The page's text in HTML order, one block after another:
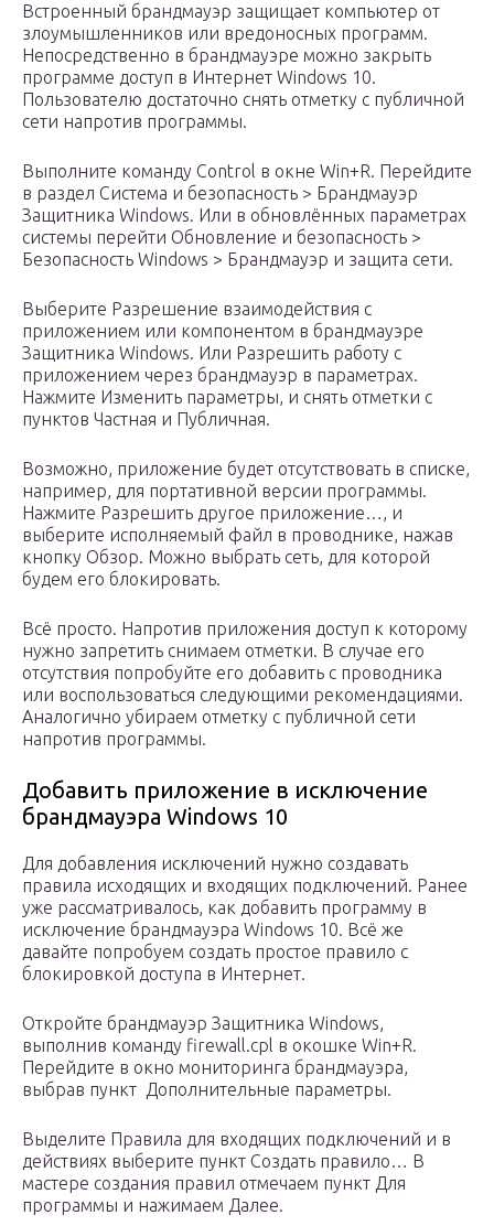
Встроенный брандмауэр защищает компьютер от
злоумышленников или вредоносных программ.
Непосредственно в брандмауэре можно закрыть
программе доступ в Интернет Windows 10.
Пользователю достаточно снять отметку с публичной
сети напротив программы.
Выполните команду Control в окне Win+R. Перейдите
в раздел Система и безопасность > Брандмауэр
Защитника Windows. Или в обновлённых параметрах
системы перейти Обновление и безопасность >
Безопасность Windows > Брандмауэр и защита сети.
Выберите Разрешение взаимодействия с
приложением или компонентом в брандмауэре
Защитника Windows. Или Разрешить работу с
приложением через брандмауэр в параметрах.
Нажмите Изменить параметры, и снять отметки с
пунктов Частная и Публичная.
Возможно, приложение будет отсутствовать в списке,
например, для портативной версии программы.
Нажмите Разрешить другое приложение…, и
выберите исполняемый файл в проводнике, нажав
кнопку Обзор. Можно выбрать сеть, для которой
будем его блокировать.
Всё просто. Напротив приложения доступ к которому
нужно запретить снимаем отметки. В случае его
отсутствия попробуйте его добавить с проводника
или воспользоваться следующими рекомендациями.
Аналогично убираем отметку с публичной сети
напротив программы.
Добавить приложение в исключение
брандмауэра Windows 10
Для добавления исключений нужно создавать
правила исходящих и входящих подключений. Ранее
уже рассматривалось, как добавить программу в
исключение брандмауэра Windows 10. Всё же
давайте попробуем создать простое правило с
блокировкой доступа в Интернет.
Откройте брандмауэр Защитника Windows,
выполнив команду firewall.cpl в окошке Win+R.
Перейдите в окно мониторинга брандмауэра,
выбрав пункт Дополнительные параметры.
Выделите Правила для входящих подключений и в
действиях выберите пункт Создать правило… В
мастере создания правил отмечаем пункт Для
программы и нажимаем Далее.